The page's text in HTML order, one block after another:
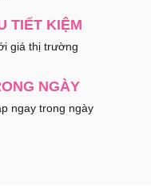
TIẾT KIỆM
giá thị trường
NGÀY
ngay trong ngày